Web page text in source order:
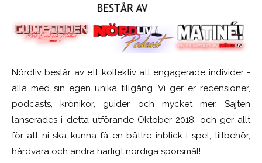
Nördliv består av ett kollektiv att engagerade individer -
alla med sin egen unika tillgång. Vi ger er recensioner,
podcasts, krönikor, guider och mycket mer. Sajten
lanserades i detta utförande Oktober 2018, och ger allt
för att ni ska kunna få en bättre inblick i spel, tillbehör,
hårdvara och andra härligt nördiga spörsmål!